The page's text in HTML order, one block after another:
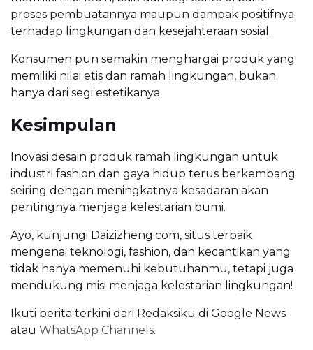
proses pembuatannya maupun dampak positifnya
terhadap lingkungan dan kesejahteraan sosial.
Konsumen pun semakin menghargai produk yang
memiliki nilai etis dan ramah lingkungan, bukan
hanya dari segi estetikanya.
Kesimpulan
Inovasi desain produk ramah lingkungan untuk
industri fashion dan gaya hidup terus berkembang
seiring dengan meningkatnya kesadaran akan
pentingnya menjaga kelestarian bumi.
Ayo, kunjungi Daizizheng.com, situs terbaik
mengenai teknologi, fashion, dan kecantikan yang
tidak hanya memenuhi kebutuhanmu, tetapi juga
mendukung misi menjaga kelestarian lingkungan!
Ikuti berita terkini dari Redaksiku di Google News
atau WhatsApp Channels.